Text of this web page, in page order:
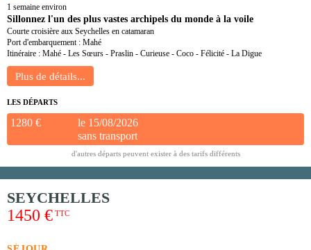
1 semaine environ
Sillonnez l'un des plus vastes archipels du monde à la voile
Courte croisière aux Seychelles en catamaran
Port d'embarquement : Mahé
Itinéraire : Mahé - Les Sœurs - Praslin - Curieuse - Coco - Félicité - La Digue
LES DÉPARTS
1280 €
le 15/08/2026
sans transport
d'autres départs peuvent exister à des tarifs différents
SEYCHELLES
1450 € TTC